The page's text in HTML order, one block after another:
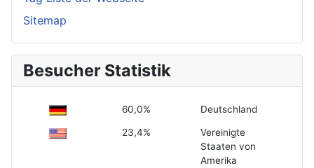
Sitemap
Besucher Statistik
60,0% Deutschland
23,4%
Vereinigte
Staaten von
Amerika